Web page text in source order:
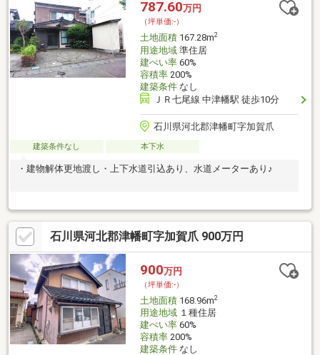
787.60万円
（坪単価:-）
土地面積167.28m2
用途地域準住居
建ぺい率60%
容積率200%
建築条件なし
ＪＲ七尾線 中津幡駅 徒歩10分
石川県河北郡津幡町字加賀爪
建築条件なし 本下水
・建物解体更地渡し・上下水道引込あり、水道メーターあり♪
石川県河北郡津幡町字加賀爪 900万円
900万円
（坪単価:-）
土地面積168.96m2
用途地域１種住居
建ぺい率60%
容積率200%
建築条件なし